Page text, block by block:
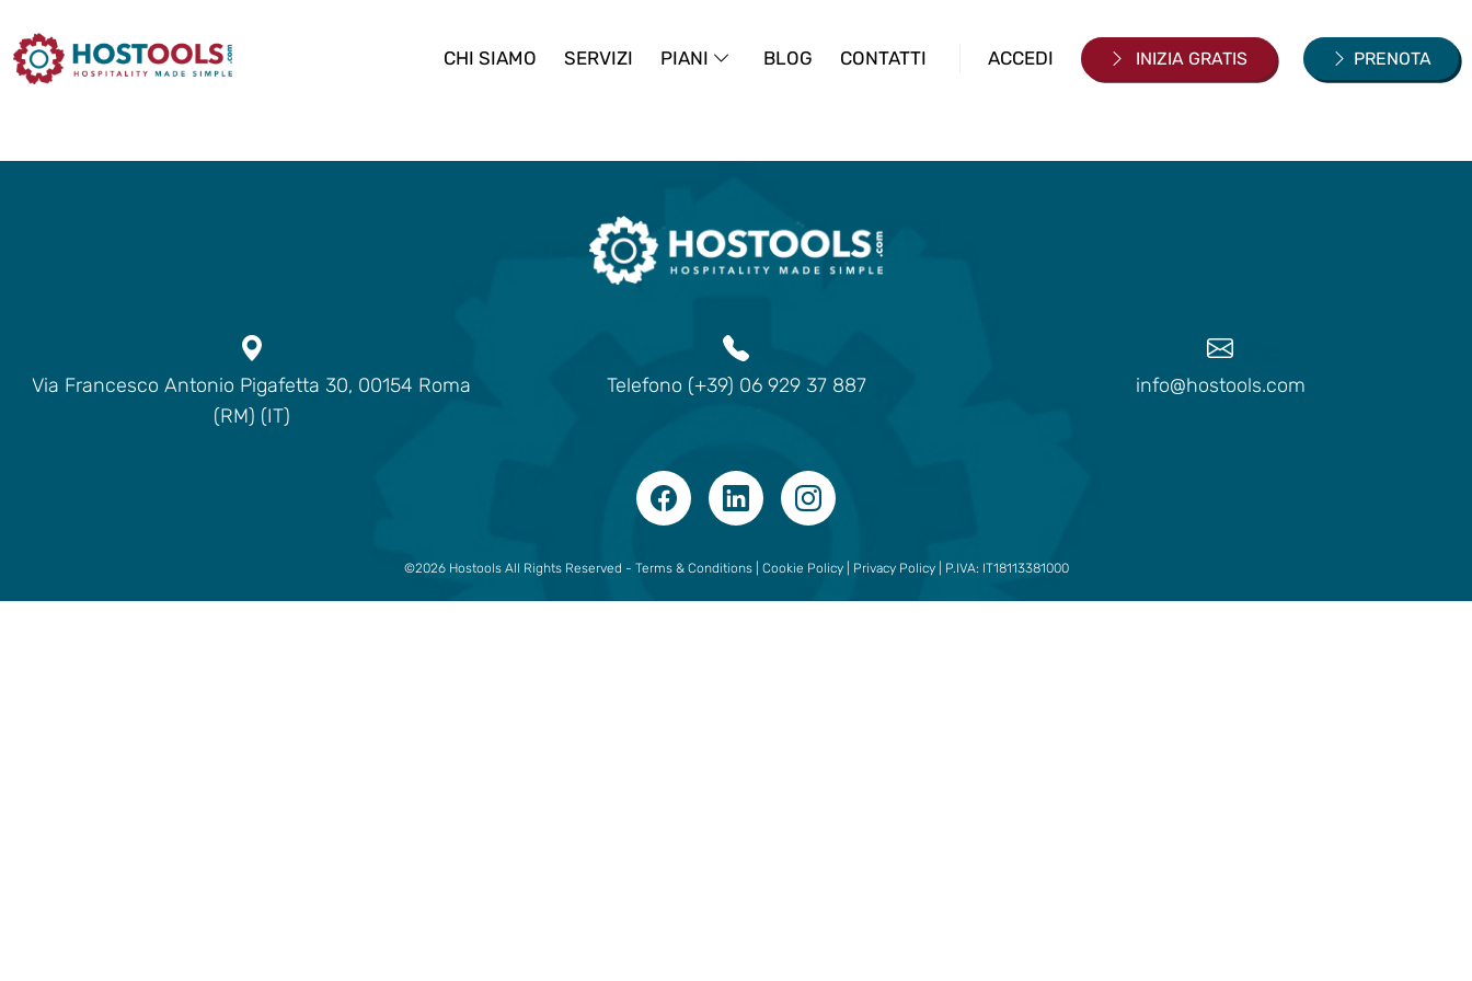
CHI SIAMO SERVIZI PIANI BLOG CONTATTI ACCEDI INIZIA GRATIS PRENOTA
Via Francesco Antonio Pigafetta 30, 00154 Roma
(RM) (IT)
Telefono (+39) 06 929 37 887 info@hostools.com
©2026 Hostools All Rights Reserved - Terms & Conditions| Cookie Policy| Privacy Policy| P.IVA: IT18113381000